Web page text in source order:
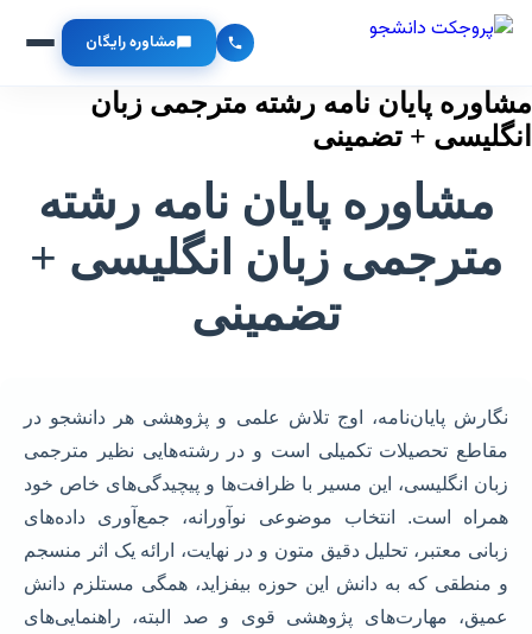
مشاوره رایگان
مشاوره پایان نامه رشته مترجمی زبان
انگلیسی + تضمینی
مشاوره پایان نامه رشته
مترجمی زبان انگلیسی +
تضمینی
نگارش پایان‌نامه، اوج تلاش علمی و پژوهشی هر دانشجو در
مقاطع تحصیلات تکمیلی است و در رشته‌هایی نظیر مترجمی
زبان انگلیسی، این مسیر با ظرافت‌ها و پیچیدگی‌های خاص خود
همراه است. انتخاب موضوعی نوآورانه، جمع‌آوری داده‌های
زبانی معتبر، تحلیل دقیق متون و در نهایت، ارائه یک اثر منسجم
و منطقی که به دانش این حوزه بیفزاید، همگی مستلزم دانش
عمیق، مهارت‌های پژوهشی قوی و صد البته، راهنمایی‌های